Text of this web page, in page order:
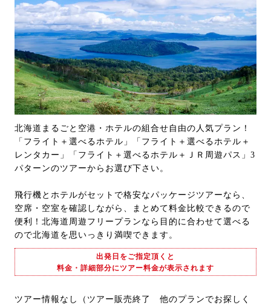
北海道まるごと空港・ホテルの組合せ自由の人気プラン！
「フライト＋選べるホテル」「フライト＋選べるホテル＋
レンタカー」「フライト＋選べるホテル＋ＪＲ周遊パス」3
パターンのツアーからお選び下さい。
飛行機とホテルがセットで格安なパッケージツアーなら、
空席・空室を確認しながら、まとめて料金比較できるので
便利！北海道周遊フリープランなら目的に合わせて選べる
ので北海道を思いっきり満喫できます。
出発日をご指定頂くと
料金・詳細部分にツアー料金が表示されます
ツアー情報なし（ツアー販売終了 他のプランでお探しく